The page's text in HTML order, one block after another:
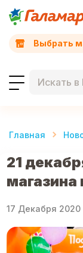
Выбрать
Главная
21
магазина
17 Декабря 2020